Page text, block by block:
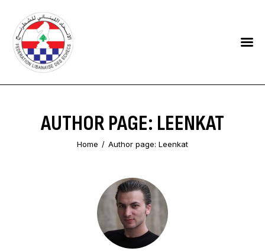
AUTHOR PAGE: LEENKAT
Home Author page: Leenkat
HOME
FEDERATION
CONTACTS